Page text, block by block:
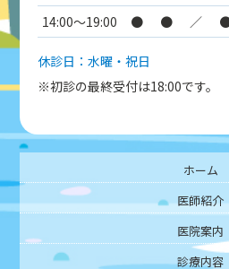
14:00～19:00
● ● ／
休診日：水曜・祝日
※初診の最終受付は18:00です。
ホーム
医師紹介
医院案内
診療内容